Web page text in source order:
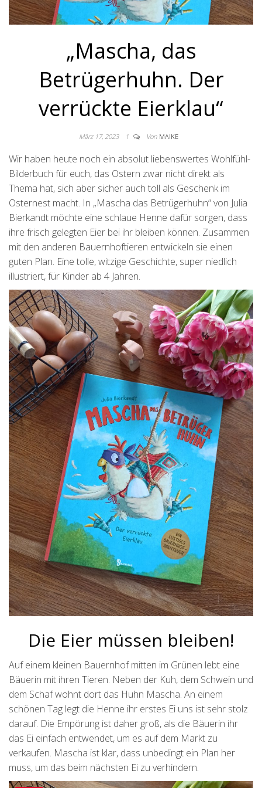
„Mascha, das
Betrügerhuhn. Der
verrückte Eierklau“
März 17, 2023 1 Von MAIKE
Wir haben heute noch ein absolut liebenswertes Wohlfühl-
Bilderbuch für euch, das Ostern zwar nicht direkt als
Thema hat, sich aber sicher auch toll als Geschenk im
Osternest macht. In „Mascha das Betrügerhuhn“ von Julia
Bierkandt möchte eine schlaue Henne dafür sorgen, dass
ihre frisch gelegten Eier bei ihr bleiben können. Zusammen
mit den anderen Bauernhoftieren entwickeln sie einen
guten Plan. Eine tolle, witzige Geschichte, super niedlich
illustriert, für Kinder ab 4 Jahren.
Die Eier müssen bleiben!
Auf einem kleinen Bauernhof mitten im Grünen lebt eine
Bäuerin mit ihren Tieren. Neben der Kuh, dem Schwein und
dem Schaf wohnt dort das Huhn Mascha. An einem
schönen Tag legt die Henne ihr erstes Ei uns ist sehr stolz
darauf. Die Empörung ist daher groß, als die Bäuerin ihr
das Ei einfach entwendet, um es auf dem Markt zu
verkaufen. Mascha ist klar, dass unbedingt ein Plan her
muss, um das beim nächsten Ei zu verhindern.